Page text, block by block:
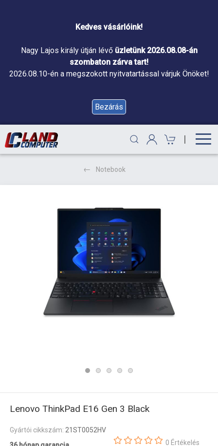
Kedves vásárlóink!
Nagy Lajos király útján lévő üzletünk 2026.08.08-án
szombaton zárva tart!
2026.08.10-én a megszokott nyitvatartással várjuk Önöket!
Bezárás
|
Notebook
Lenovo ThinkPad E16 Gen 3 Black
Gyártói cikkszám: 21ST0052HV
0 Értékelés